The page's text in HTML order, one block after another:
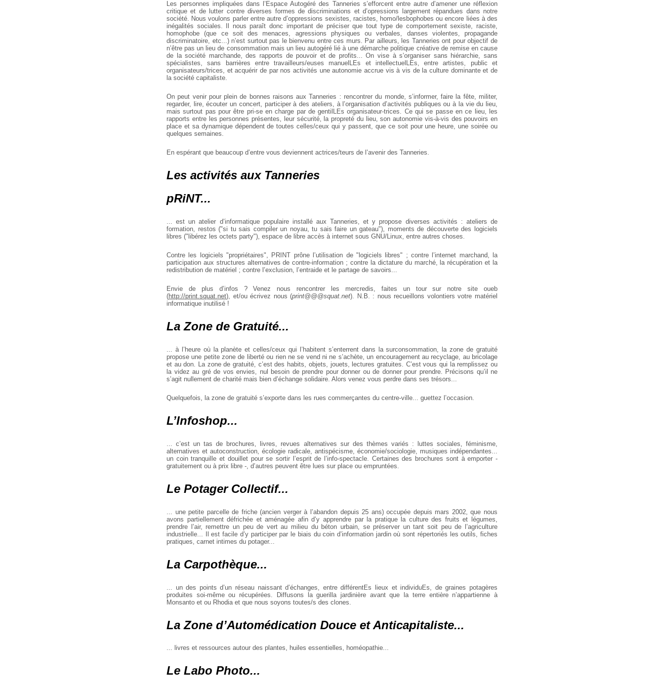
Les personnes impliquées dans l’Espace Autogéré des Tanneries s’efforcent entre autre d’amener une réflexion
critique et de lutter contre diverses formes de discriminations et d’opressions largement répandues dans notre
société. Nous voulons parler entre autre d’oppressions sexistes, racistes, homo/lesbophobes ou encore liées à des
inégalités sociales. Il nous paraît donc important de préciser que tout type de comportement sexiste, raciste,
homophobe (que ce soit des menaces, agressions physiques ou verbales, danses violentes, propagande
discriminatoire, etc...) n’est surtout pas le bienvenu entre ces murs. Par ailleurs, les Tanneries ont pour objectif de
n’être pas un lieu de consommation mais un lieu autogéré lié à une démarche politique créative de remise en cause
de la société marchande, des rapports de pouvoir et de profits... On vise à s’organiser sans hiérarchie, sans
spécialistes, sans barrières entre travailleurs/euses manuelLEs et intellectuelLEs, entre artistes, public et
organisateurs/trices, et acquérir de par nos activités une autonomie accrue vis à vis de la culture dominante et de
la société capitaliste.
On peut venir pour plein de bonnes raisons aux Tanneries : rencontrer du monde, s’informer, faire la fête, militer,
regarder, lire, écouter un concert, participer à des ateliers, à l’organisation d’activités publiques ou à la vie du lieu,
mais surtout pas pour être pri-se en charge par de gentilLEs organisateur-trices. Ce qui se passe en ce lieu, les
rapports entre les personnes présentes, leur sécurité, la propreté du lieu, son autonomie vis-à-vis des pouvoirs en
place et sa dynamique dépendent de toutes celles/ceux qui y passent, que ce soit pour une heure, une soirée ou
quelques semaines.
En espérant que beaucoup d’entre vous deviennent actrices/teurs de l’avenir des Tanneries.
Les activités aux Tanneries
pRiNT...
... est un atelier d’informatique populaire installé aux Tanneries, et y propose diverses activités : ateliers de
formation, restos ("si tu sais compiler un noyau, tu sais faire un gateau"), moments de découverte des logiciels
libres ("libérez les octets party"), espace de libre accès à internet sous GNU/Linux, entre autres choses.
Contre les logiciels "propriétaires", PRINT prône l’utilisation de "logiciels libres" ; contre l’internet marchand, la
participation aux structures alternatives de contre-information ; contre la dictature du marché, la récupération et la
redistribution de matériel ; contre l’exclusion, l’entraide et le partage de savoirs...
Envie de plus d’infos ? Venez nous rencontrer les mercredis, faites un tour sur notre site oueb
(http://print.squat.net), et/ou écrivez nous (print@@@squat.net). N.B. : nous recueillons volontiers votre matériel
informatique inutilisé !
La Zone de Gratuité...
... à l’heure où la planète et celles/ceux qui l’habitent s’enterrent dans la surconsommation, la zone de gratuité
propose une petite zone de liberté ou rien ne se vend ni ne s’achète, un encouragement au recyclage, au bricolage
et au don. La zone de gratuité, c’est des habits, objets, jouets, lectures gratuites. C’est vous qui la remplissez ou
la videz au gré de vos envies, nul besoin de prendre pour donner ou de donner pour prendre. Précisons qu’il ne
s’agit nullement de charité mais bien d’échange solidaire. Alors venez vous perdre dans ses trésors...
Quelquefois, la zone de gratuité s’exporte dans les rues commerçantes du centre-ville... guettez l’occasion.
L’Infoshop...
... c’est un tas de brochures, livres, revues alternatives sur des thèmes variés : luttes sociales, féminisme,
alternatives et autoconstruction, écologie radicale, antispécisme, économie/sociologie, musiques indépendantes...
un coin tranquille et douillet pour se sortir l’esprit de l’info-spectacle. Certaines des brochures sont à emporter -
gratuitement ou à prix libre -, d’autres peuvent être lues sur place ou empruntées.
Le Potager Collectif...
... une petite parcelle de friche (ancien verger à l’abandon depuis 25 ans) occupée depuis mars 2002, que nous
avons partiellement défrichée et aménagée afin d’y apprendre par la pratique la culture des fruits et légumes,
prendre l’air, remettre un peu de vert au milieu du béton urbain, se préserver un tant soit peu de l’agriculture
industrielle... Il est facile d’y participer par le biais du coin d’information jardin où sont répertoriés les outils, fiches
pratiques, carnet intimes du potager...
La Carpothèque...
... un des points d’un réseau naissant d’échanges, entre différentEs lieux et individuEs, de graines potagères
produites soi-même ou récupérées. Diffusons la guerilla jardinière avant que la terre entière n’appartienne à
Monsanto et ou Rhodia et que nous soyons toutes/s des clones.
La Zone d’Automédication Douce et Anticapitaliste...
... livres et ressources autour des plantes, huiles essentielles, homéopathie...
Le Labo Photo...